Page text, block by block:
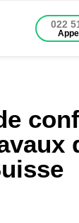
022